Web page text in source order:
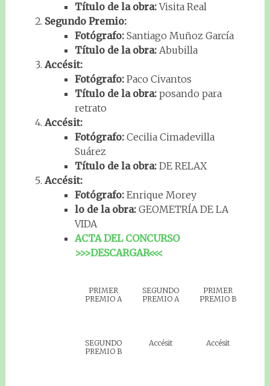
Título de la obra:Visita Real
Segundo Premio:
Fotógrafo:Santiago Muñoz García
Título de la obra:Abubilla
Accésit:
Fotógrafo:Paco Civantos
Título de la obra:posando para
retrato
Accésit:
Fotógrafo:Cecilia Cimadevilla
Suárez
Título de la obra:DE RELAX
Accésit:
Fotógrafo:Enrique Morey
lo de la obra:GEOMETRÍA DE LA
VIDA
ACTA DEL CONCURSO
>>>DESCARGAR<<<
PRIMER
PREMIO A
SEGUNDO
PREMIO A
PRIMER
PREMIO B
SEGUNDO
PREMIO B
Accésit Accésit